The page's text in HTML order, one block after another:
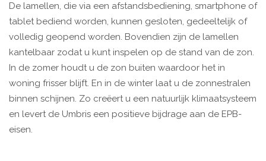
De lamellen, die via een afstandsbediening, smartphone of
tablet bediend worden, kunnen gesloten, gedeeltelijk of
volledig geopend worden. Bovendien zijn de lamellen
kantelbaar zodat u kunt inspelen op de stand van de zon.
In de zomer houdt u de zon buiten waardoor het in
woning frisser blijft. En in de winter laat u de zonnestralen
binnen schijnen. Zo creëert u een natuurlijk klimaatsysteem
en levert de Umbris een positieve bijdrage aan de EPB-
eisen.